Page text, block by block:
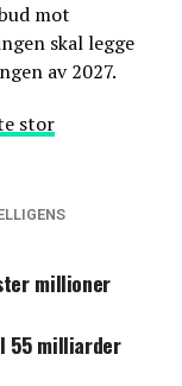
mot
skal legge
av 2027.
stor
millioner
55 milliarder